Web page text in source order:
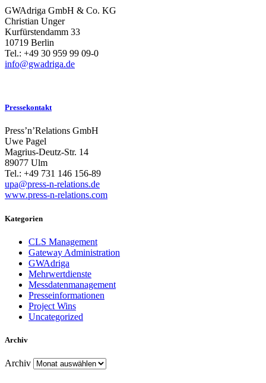
GWAdriga GmbH & Co. KG
Christian Unger
Kurfürstendamm 33
10719 Berlin
Tel.: +49 30 959 99 09-0
info@gwadriga.de
Pressekontakt
Press’n’Relations GmbH
Uwe Pagel
Magrius-Deutz-Str. 14
89077 Ulm
Tel.: +49 731 146 156-89
upa@press-n-relations.de
www.press-n-relations.com
Kategorien
CLS Management
Gateway Administration
GWAdriga
Mehrwertdienste
Messdatenmanagement
Presseinformationen
Project Wins
Uncategorized
Archiv
Archiv